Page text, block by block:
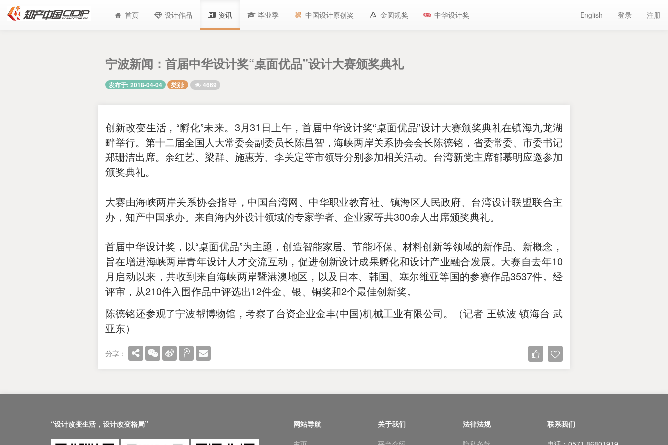
首页 设计作品 资讯 毕业季 中国设计原创奖 金圆规奖 中华设计奖 English 登录 注册
宁波新闻：首届中华设计奖“桌面优品”设计大赛颁奖典礼
发布于: 2018-04-04 类别: 4669
创新改变生活，“孵化”未来。3月31日上午，首届中华设计奖“桌面优品”设计大赛颁奖典礼在镇海九龙湖
畔举行。第十二届全国人大常委会副委员长陈昌智，海峡两岸关系协会会长陈德铭，省委常委、市委书记
郑珊洁出席。余红艺、梁群、施惠芳、李关定等市领导分别参加相关活动。台湾新党主席郁慕明应邀参加
颁奖典礼。
大赛由海峡两岸关系协会指导，中国台湾网、中华职业教育社、镇海区人民政府、台湾设计联盟联合主
办，知产中国承办。来自海内外设计领域的专家学者、企业家等共300余人出席颁奖典礼。
首届中华设计奖，以“桌面优品”为主题，创造智能家居、节能环保、材料创新等领域的新作品、新概念，
旨在增进海峡两岸青年设计人才交流互动，促进创新设计成果孵化和设计产业融合发展。大赛自去年10
月启动以来，共收到来自海峡两岸暨港澳地区，以及日本、韩国、塞尔维亚等国的参赛作品3537件。经
评审，从210件入围作品中评选出12件金、银、铜奖和2个最佳创新奖。
陈德铭还参观了宁波帮博物馆，考察了台资企业金丰(中国)机械工业有限公司。（记者 王铁波 镇海台 武
亚东）
分享：
“设计改变生活，设计改变格局”
网站导航
关于我们
法律法规
联系我们